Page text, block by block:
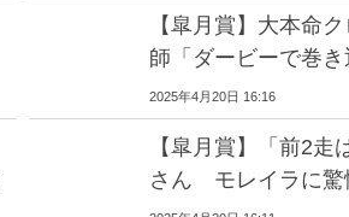
【皐月賞】大本命
師「ダービーで巻き
2025年4月20日 16:16
【皐月賞】「前2走
さん モレイラに驚